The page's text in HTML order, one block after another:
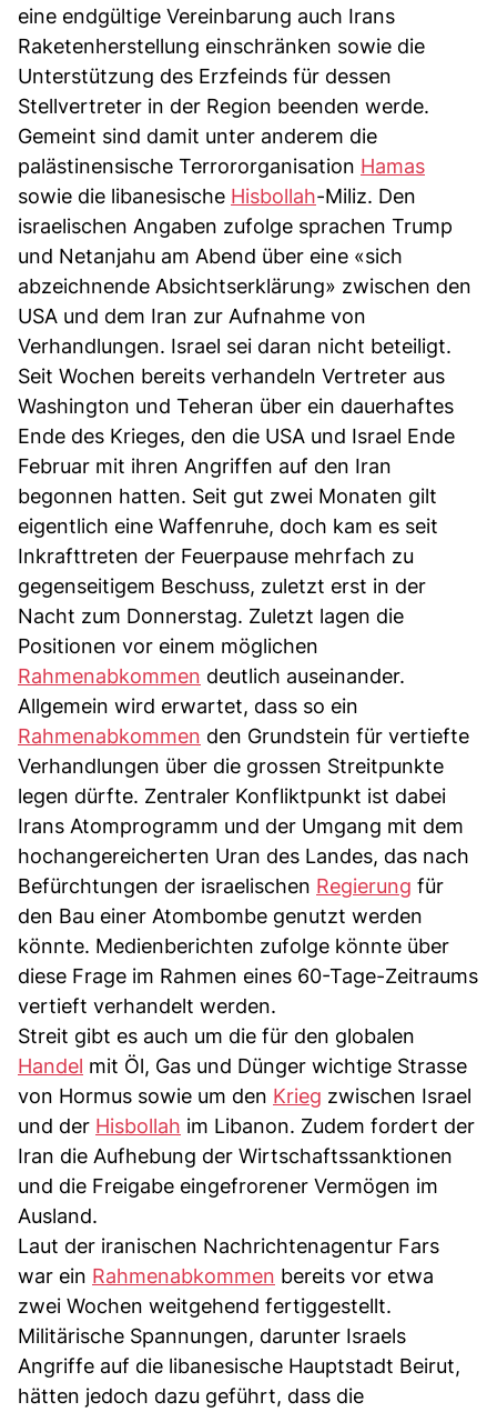
eine endgültige Vereinbarung auch Irans
Raketenherstellung einschränken sowie die
Unterstützung des Erzfeinds für dessen
Stellvertreter in der Region beenden werde.
Gemeint sind damit unter anderem die
palästinensische Terrororganisation Hamas
sowie die libanesische Hisbollah-Miliz. Den
israelischen Angaben zufolge sprachen Trump
und Netanjahu am Abend über eine «sich
abzeichnende Absichtserklärung» zwischen den
USA und dem Iran zur Aufnahme von
Verhandlungen. Israel sei daran nicht beteiligt.
Seit Wochen bereits verhandeln Vertreter aus
Washington und Teheran über ein dauerhaftes
Ende des Krieges, den die USA und Israel Ende
Februar mit ihren Angriffen auf den Iran
begonnen hatten. Seit gut zwei Monaten gilt
eigentlich eine Waffenruhe, doch kam es seit
Inkrafttreten der Feuerpause mehrfach zu
gegenseitigem Beschuss, zuletzt erst in der
Nacht zum Donnerstag. Zuletzt lagen die
Positionen vor einem möglichen
Rahmenabkommen deutlich auseinander.
Allgemein wird erwartet, dass so ein
Rahmenabkommen den Grundstein für vertiefte
Verhandlungen über die grossen Streitpunkte
legen dürfte. Zentraler Konfliktpunkt ist dabei
Irans Atomprogramm und der Umgang mit dem
hochangereicherten Uran des Landes, das nach
Befürchtungen der israelischen Regierung für
den Bau einer Atombombe genutzt werden
könnte. Medienberichten zufolge könnte über
diese Frage im Rahmen eines 60-Tage-Zeitraums
vertieft verhandelt werden.
Streit gibt es auch um die für den globalen
Handel mit Öl, Gas und Dünger wichtige Strasse
von Hormus sowie um den Krieg zwischen Israel
und der Hisbollah im Libanon. Zudem fordert der
Iran die Aufhebung der Wirtschaftssanktionen
und die Freigabe eingefrorener Vermögen im
Ausland.
Laut der iranischen Nachrichtenagentur Fars
war ein Rahmenabkommen bereits vor etwa
zwei Wochen weitgehend fertiggestellt.
Militärische Spannungen, darunter Israels
Angriffe auf die libanesische Hauptstadt Beirut,
hätten jedoch dazu geführt, dass die